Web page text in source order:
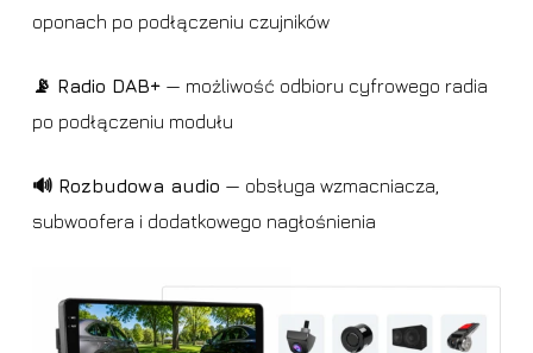
oponach po podłączeniu czujników
📡 Radio DAB+— możliwość odbioru cyfrowego radia
po podłączeniu modułu
🔊 Rozbudowa audio — obsługa wzmacniacza,
subwoofera i dodatkowego nagłośnienia